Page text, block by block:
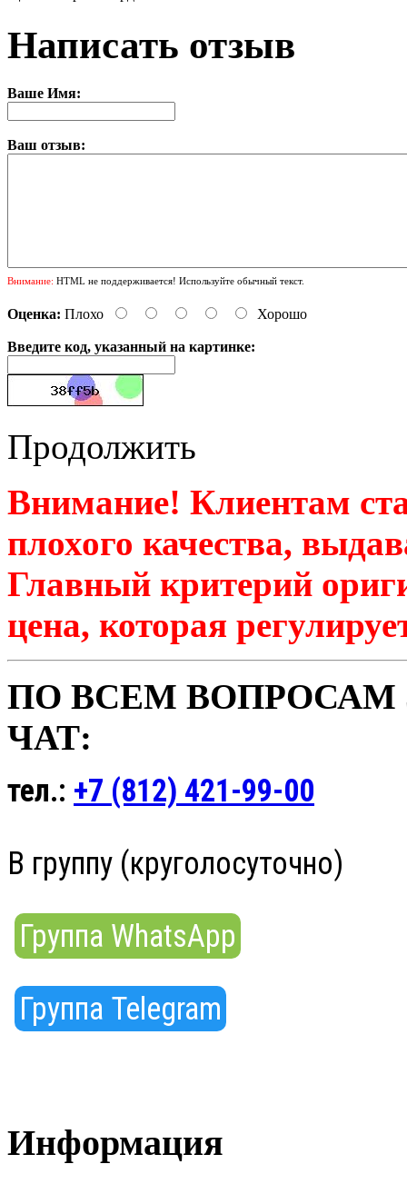
Написать отзыв
Ваше Имя:
Ваш отзыв:
Внимание: HTML не поддерживается! Используйте обычный текст.
Оценка: Плохо Хорошо
Введите код, указанный на картинке:
Продолжить
Внимание! Клиентам
плохого качества,
Главный критерий
цена, которая
ПО ВСЕМ
ЧАТ:
тел.: +7 (812) 421-99-00
В группу (круголосуточно)
Группа WhatsApp
Группа Telegram
Информация